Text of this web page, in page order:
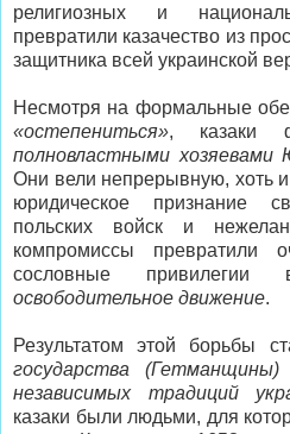
религиозных и
превратили казачество из
защитника всей украинской
Несмотря на формальные
«остепениться», казаки
полновластными хозяевами
Они вели непрерывную, хоть
юридическое признание
польских войск и
компромиссы превратили
сословные
освободительное движение.
Результатом этой борьбы
государства
независимых традиций
казаки были людьми, для